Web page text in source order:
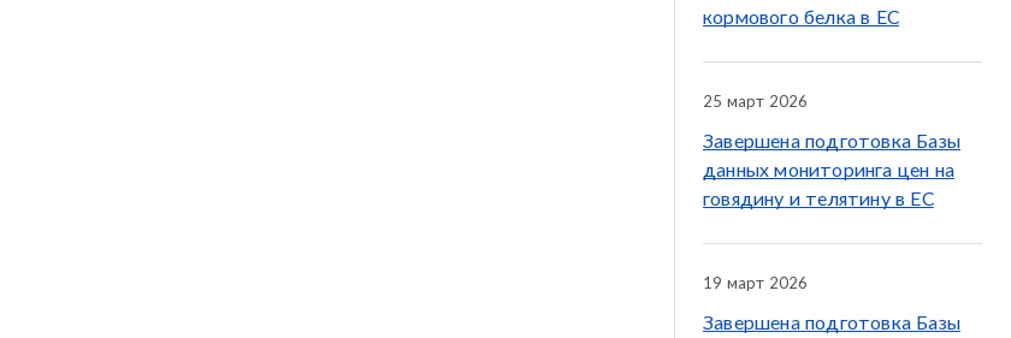
кормового белка в ЕС
25 март 2026
Завершена подготовка Базы
данных мониторинга цен на
говядину и телятину в ЕС
19 март 2026
Завершена подготовка Базы